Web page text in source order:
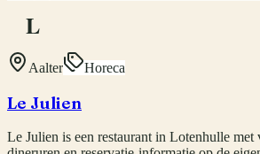
L
Aalter Horeca
Le Julien
Le Julien is een restaurant in Lotenhulle met